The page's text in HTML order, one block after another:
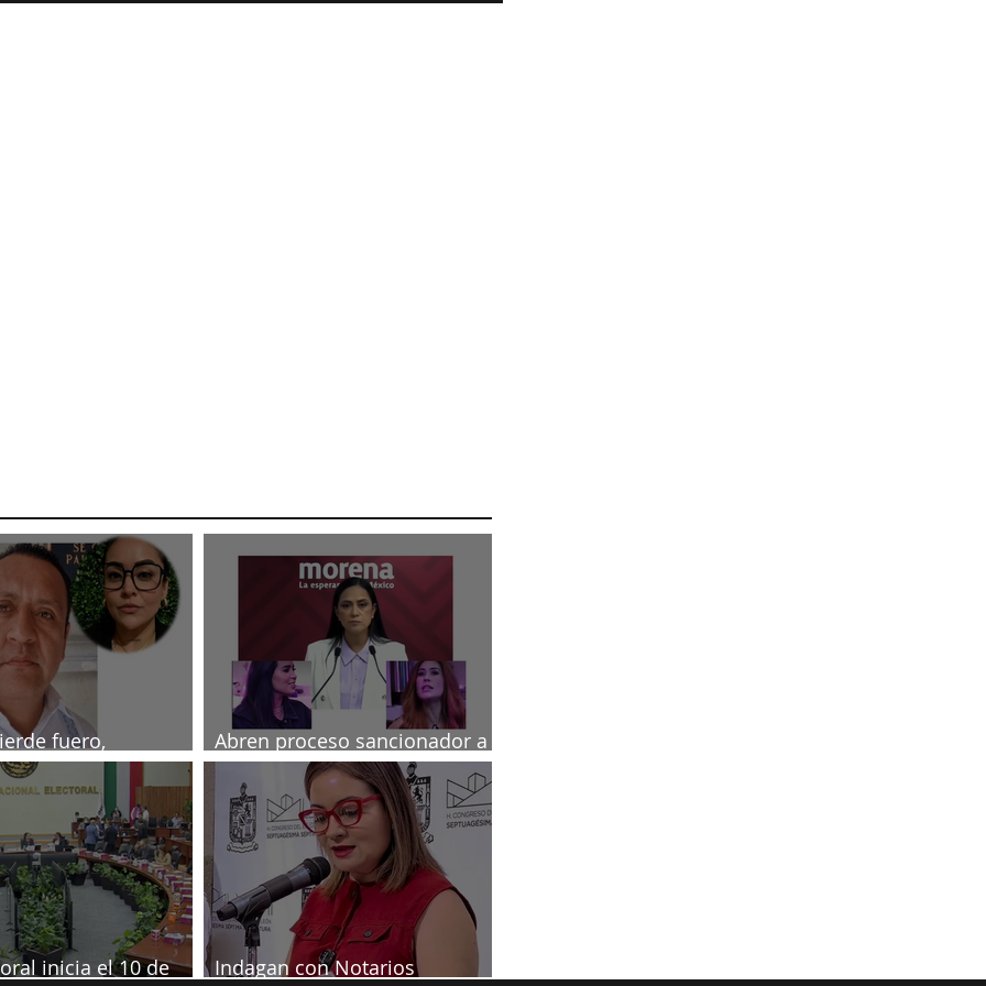
fuero,
por muerte de
Abren proceso sancionador a
diputadas poblanas
inicia el 10 de
Indagan con Notarios